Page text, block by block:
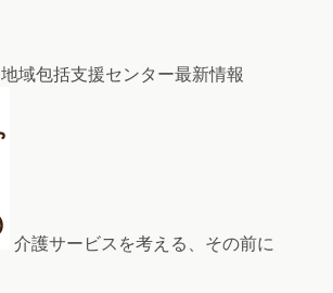
地域包括支援センター最新情報
介護サービスを考える、その前に